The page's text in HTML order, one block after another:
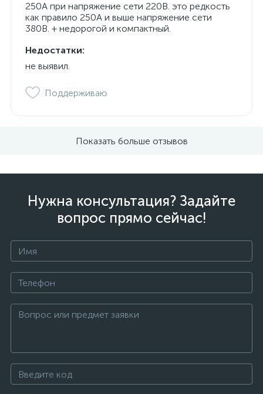
250А при напряжение сети 220В. это редкость
как правило 250А и выше напряжение сети
380В. + недорогой и компактный.
Недостатки:
не выявил.
Поддерживаю
Показать больше отзывов
Нужна консультация? Задайте
вопрос прямо сейчас!